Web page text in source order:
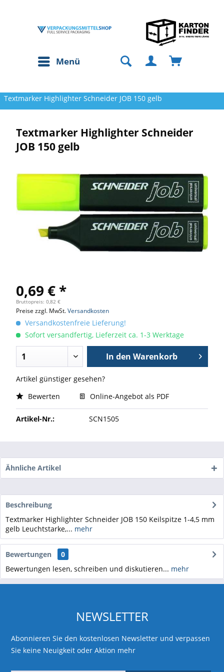
Menü
Textmarker Highlighter Schneider JOB 150 gelb
Textmarker Highlighter Schneider
JOB 150 gelb
0,69 € *
Bruttopreis: 0,82 €
Preise zzgl. MwSt.Versandkosten
Versandkostenfreie Lieferung!
Sofort versandfertig, Lieferzeit ca. 1-3 Werktage
In den Warenkorb
Artikel günstiger gesehen?
Bewerten
Online-Angebot als PDF
Artikel-Nr.: SCN1505
Ähnliche Artikel
Beschreibung
Textmarker Highlighter Schneider JOB 150 Keilspitze 1-4,5 mm
gelb Leuchtstarke,... mehr
Bewertungen
0
Bewertungen lesen, schreiben und diskutieren... mehr
NEWSLETTER
Abonnieren Sie den kostenlosen Newsletter und verpassen
Sie keine Neuigkeit oder Aktion mehr